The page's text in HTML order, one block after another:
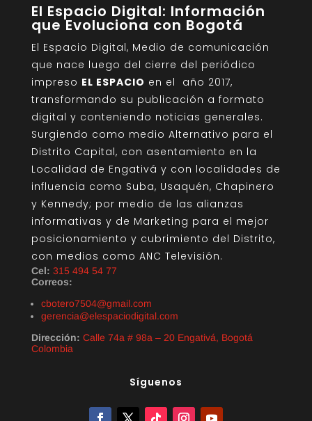
El Espacio Digital: Información
que Evoluciona con Bogotá
El Espacio Digital, Medio de comunicación
que nace luego del cierre del periódico
impreso EL ESPACIO en el año 2017,
transformando su publicación a formato
digital y conteniendo noticias generales.
Surgiendo como medio Alternativo para el
Distrito Capital, con asentamiento en la
Localidad de Engativá y con localidades de
influencia como Suba, Usaquén, Chapinero
y Kennedy; por medio de las alianzas
informativas y de Marketing para el mejor
posicionamiento y cubrimiento del Distrito,
con medios como ANC Televisión.
Cel: 315 494 54 77
Correos:
cbotero7504@gmail.com
gerencia@elespaciodigital.com
Dirección: Calle 74a # 98a – 20 Engativá, Bogotá
Colombia
Síguenos